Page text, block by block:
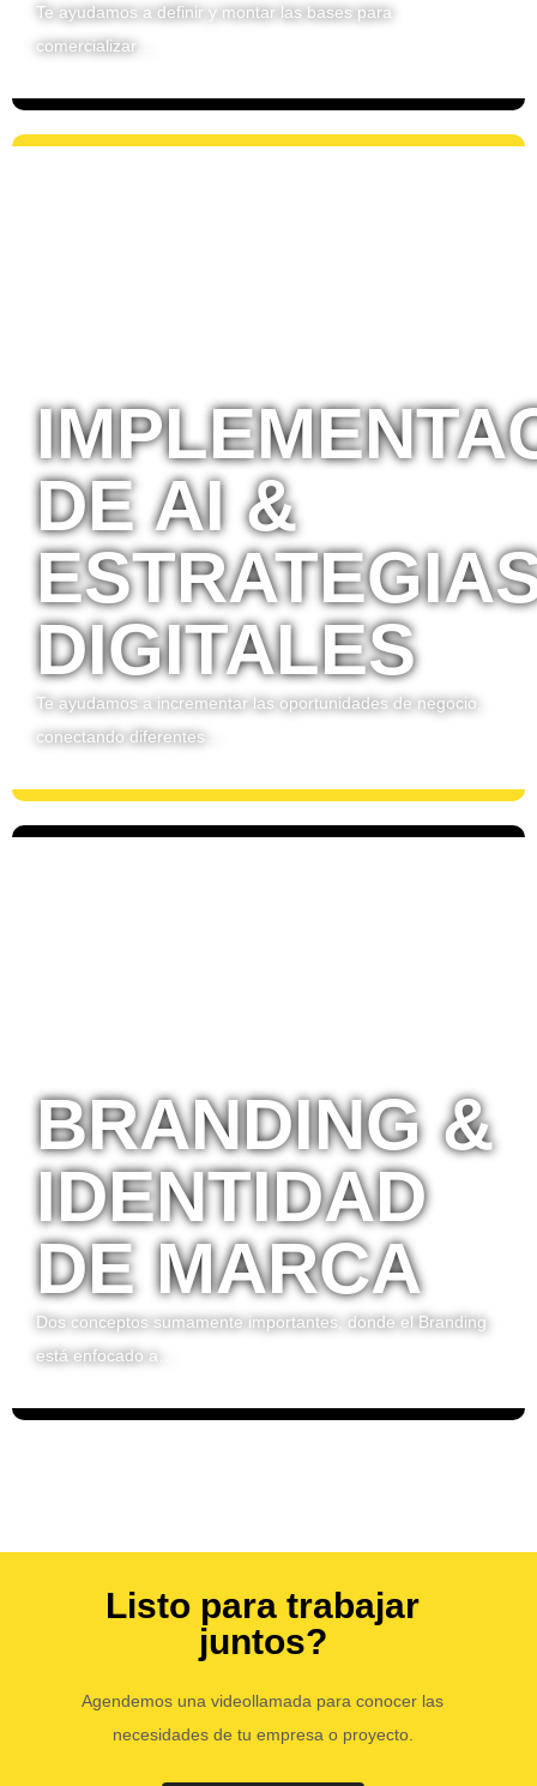
Te ayudamos a definir y montar las bases para
comercializar…
DE AI &
DIGITALES
Te ayudamos a incrementar las oportunidades de negocio,
conectando diferentes…
BRANDING &
IDENTIDAD
DE MARCA
Dos conceptos sumamente importantes, donde el Branding
está enfocado a…
Listo para trabajar
juntos?
Agendemos una videollamada para conocer las
necesidades de tu empresa o proyecto.